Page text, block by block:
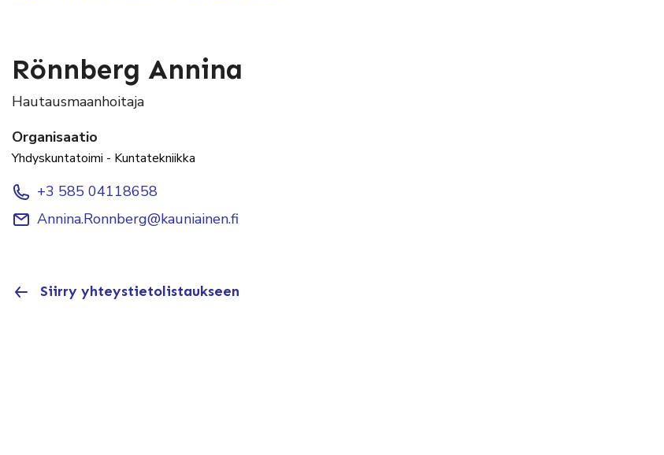
Rönnberg Annina
Hautausmaanhoitaja
Organisaatio
Yhdyskuntatoimi - Kuntatekniikka
+3 585 04118658
Annina.Ronnberg@kauniainen.fi
Siirry yhteystietolistaukseen